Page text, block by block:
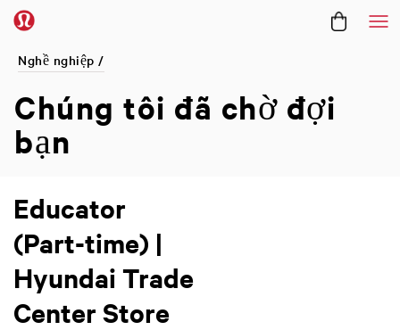
Nghề nghiệp /
Chúng tôi đã chờ đợi
bạn
Educator
(Part-time) |
Hyundai Trade
Center Store